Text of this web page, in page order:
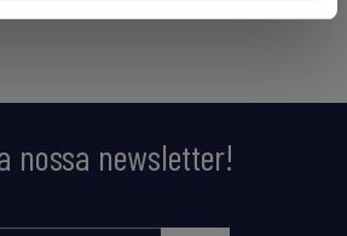
nossa newsletter!